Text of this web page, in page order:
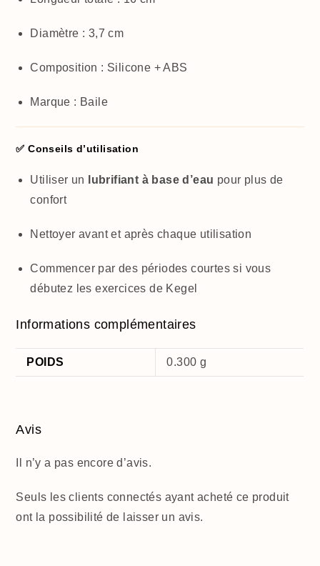
Diamètre : 3,7 cm
Composition : Silicone + ABS
Marque : Baile
✅ Conseils d’utilisation
Utiliser un lubrifiant à base d’eau pour plus de
confort
Nettoyer avant et après chaque utilisation
Commencer par des périodes courtes si vous
débutez les exercices de Kegel
Informations complémentaires
POIDS 0.300 g
Avis
Il n’y a pas encore d’avis.
Seuls les clients connectés ayant acheté ce produit
ont la possibilité de laisser un avis.